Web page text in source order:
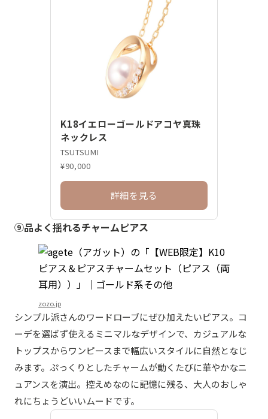
K18イエローゴールドアコヤ真珠
ネックレス
TSUTSUMI
¥90,000
詳細を見る
⑨品よく揺れるチャームピアス
zozo.jp
シンプル派さんのワードローブにぜひ加えたいピアス。コ
ーデを選ばず使えるミニマルなデザインで、カジュアルな
トップスからワンピースまで幅広いスタイルに自然となじ
みます。ぷっくりとしたチャームが動くたびに華やかなニ
ュアンスを演出。控えめなのに記憶に残る、大人のおしゃ
れにちょうどいいムードです。